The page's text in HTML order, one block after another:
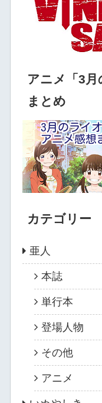
アニメ「3
まとめ
カテゴリー
亜人
本誌
単行本
登場人物
その他
アニメ